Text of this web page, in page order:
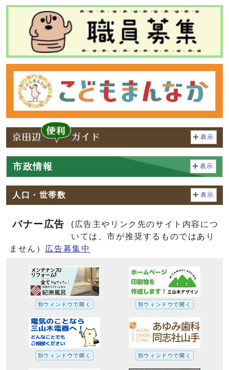
表示
市政情報 表示
人口・世帯数 表示
バナー広告
(広告主やリンク先のサイト内容につ
いては、市が推奨するものではあり
ません） 広告募集中
別ウィンドウで開く 別ウィンドウで開く
別ウィンドウで開く 別ウィンドウで開く